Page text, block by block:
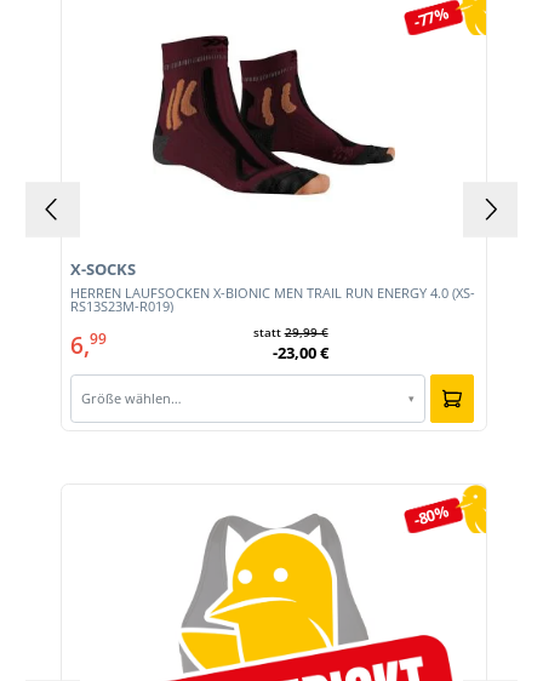
-77%
HERREN LAUFSOCKEN X-BIONIC MEN TRAIL RUN ENERGY 4.0 (XS-
RS13S23M-R019)
X-SOCKS
6,99 statt29,99 €
-23,00 €
Größe wählen… ▾
-80%